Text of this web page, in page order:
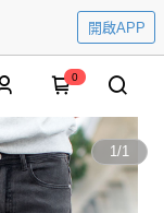
開啟APP
0
1/1